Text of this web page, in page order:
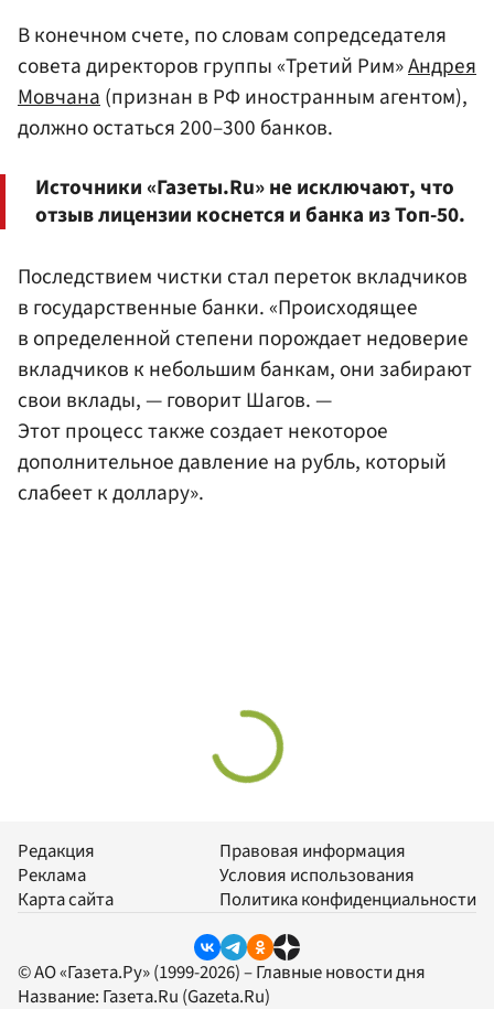
В конечном счете, по словам сопредседателя
совета директоров группы «Третий Рим»Андрея
Мовчана(признан в РФ иностранным агентом),
должно остаться 200–300 банков.
Источники «Газеты.Ru» не исключают, что
отзыв лицензии коснется и банка из Топ-50.
Последствием чистки стал переток вкладчиков
в государственные банки. «Происходящее
в определенной степени порождает недоверие
вкладчиков к небольшим банкам, они забирают
свои вклады, — говорит Шагов. —
Этот процесс также создает некоторое
дополнительное давление на рубль, который
слабеет к доллару».
Редакция
Реклама
Карта сайта
Правовая информация
Условия использования
Политика конфиденциальности
© АО «Газета.Ру» (1999-2026) – Главные новости дня
Название: Газета.Ru (Gazeta.Ru)